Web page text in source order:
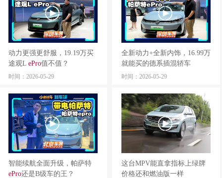
动力更强更舒服，19.19万买
途观L ePro值不值？
时间：2026-05-29
全新动力+全新内饰，16.99万
就能买的德系插混轿车
时间：2026-05-29
智能续航全面升级，帕萨特
ePro还是B级车的王？
这台MPV能直拿指标上绿牌
价格还和燃油版一样